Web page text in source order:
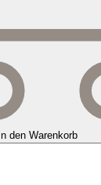
In den Warenkorb